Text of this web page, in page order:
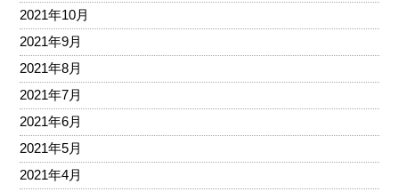
2021年10月
2021年9月
2021年8月
2021年7月
2021年6月
2021年5月
2021年4月